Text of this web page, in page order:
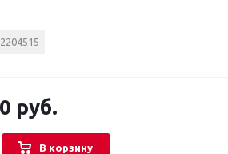
2204515
руб.
В корзину